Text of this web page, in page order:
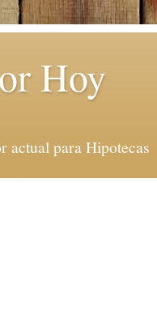
Hoy
para Hipotecas